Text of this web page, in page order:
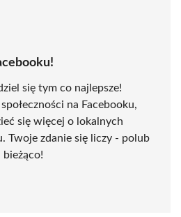
się tym co najlepsze!
na Facebooku,
się więcej o lokalnych
Twoje zdanie się liczy - polub
bieżąco!